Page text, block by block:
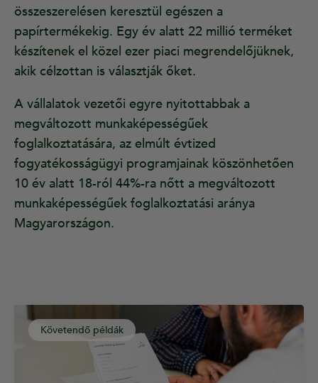
összeszerelésen keresztül egészen a
papírtermékekig. Egy év alatt 22 millió terméket
készítenek el közel ezer piaci megrendelőjüknek,
akik célzottan is választják őket.
A vállalatok vezetői egyre nyitottabbak a
megváltozott munkaképességűek
foglalkoztatására, az elmúlt évtized
fogyatékosságügyi programjainak köszönhetően
10 év alatt 18-ról 44%-ra nőtt a megváltozott
munkaképességűek foglalkoztatási aránya
Magyarországon.
Követendő példák